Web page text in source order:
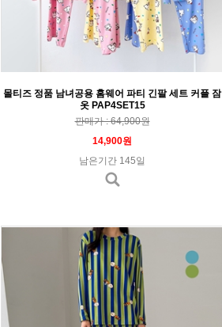
몰티즈 정품 남녀공용 홈웨어 파티 긴팔 세트 커플 잠
옷 PAP4SET15
판매가 : 64,900원
14,900원
남은기간 145일